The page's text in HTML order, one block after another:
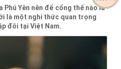
Phú Yên nên để cổng thế nào là
là một nghi thức quan trọng
đôi tại Việt Nam.